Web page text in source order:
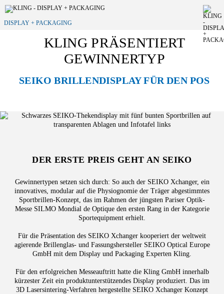
DISPLAY + PACKAGING
KLING PRÄSENTIERT
GEWINNERTYP
SEIKO BRILLENDISPLAY FÜR DEN POS
DER ERSTE PREIS GEHT AN SEIKO
Gewinnertypen setzen sich durch: So auch der SEIKO Xchanger, ein
innovatives, modular auf die Physiognomie der Träger abgestimmtes
Sportbrillen-Konzept, das im Rahmen der jüngsten Pariser Optik-
Messe SILMO Mondial de Optique den ersten Rang in der Kategorie
Sportequipment erhielt.
Für die Präsentation des SEIKO Xchanger kooperiert der weltweit
agierende Brillenglas- und Fassungshersteller SEIKO Optical Europe
GmbH mit dem Display und Packaging Experten Kling.
Für den erfolgreichen Messeauftritt hatte die Kling GmbH innerhalb
kürzester Zeit ein produktunterstützendes Display produziert. Das im
3D Lasersintering-Verfahren hergestellte SEIKO Xchanger Konzept